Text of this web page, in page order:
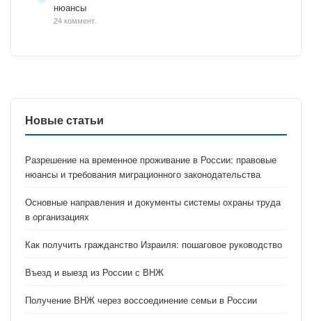
нюансы
24 коммент.
Новые статьи
Разрешение на временное проживание в России: правовые
нюансы и требования миграционного законодательства
Основные направления и документы системы охраны труда
в организациях
Как получить гражданство Израиля: пошаговое руководство
Въезд и выезд из России с ВНЖ
Получение ВНЖ через воссоединение семьи в России